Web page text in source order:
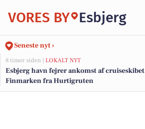
VORES BY Esbjerg
Seneste nyt ›
8 timer siden | LOKALT NYT
Esbjerg havn fejrer ankomst af cruiseskibet
Finmarken fra Hurtigruten